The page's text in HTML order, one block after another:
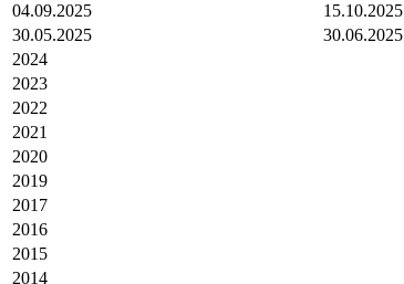
04.09.2025
15.10.2025
30.05.2025
30.06.2025
2024
2023
2022
2021
2020
2019
2017
2016
2015
2014